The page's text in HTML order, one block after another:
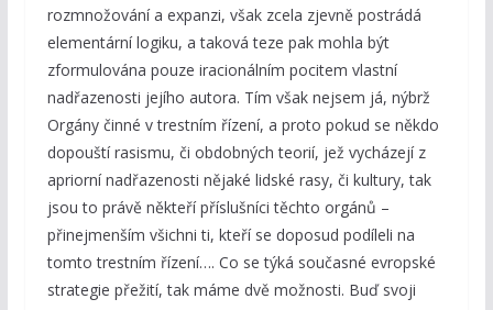
rozmnožování a expanzi, však zcela zjevně postrádá
elementární logiku, a taková teze pak mohla být
zformulována pouze iracionálním pocitem vlastní
nadřazenosti jejího autora. Tím však nejsem já, nýbrž
Orgány činné v trestním řízení, a proto pokud se někdo
dopouští rasismu, či obdobných teorií, jež vycházejí z
apriorní nadřazenosti nějaké lidské rasy, či kultury, tak
jsou to právě někteří příslušníci těchto orgánů –
přinejmenším všichni ti, kteří se doposud podíleli na
tomto trestním řízení…. Co se týká současné evropské
strategie přežití, tak máme dvě možnosti. Buď svoji